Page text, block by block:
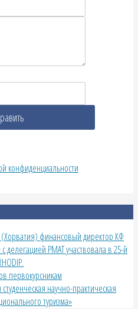
конфиденциальности
финансовый директор КФ
делегацией РМАТ участвовала в 25-й
первокурсникам
научно-практическая
туризма»